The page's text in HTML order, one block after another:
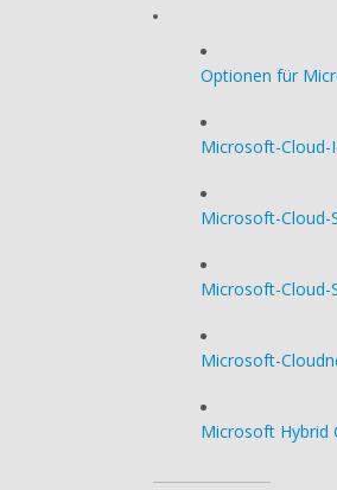
Optionen für
Microsoft-Cloud-
Microsoft-Cloud-
Microsoft-Cloud-
Microsoft-
Microsoft Hybrid